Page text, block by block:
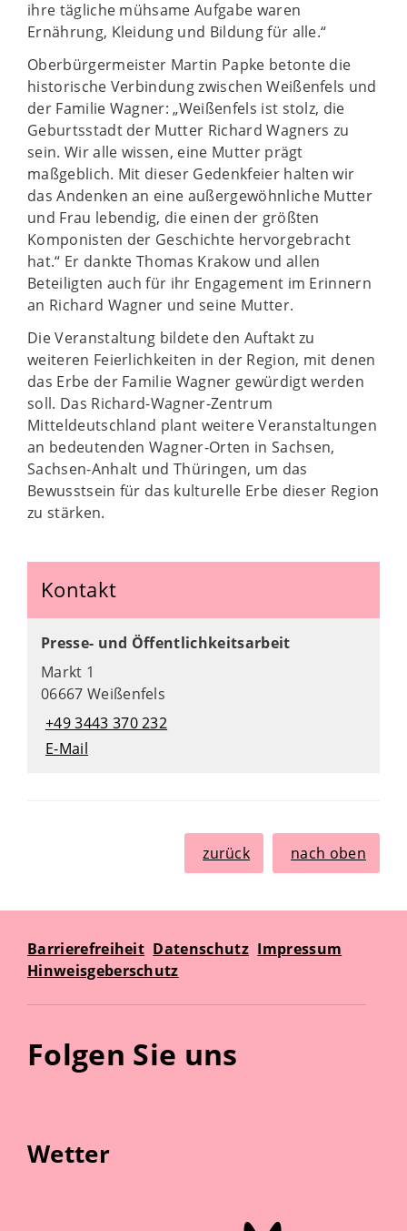
ihre tägliche mühsame Aufgabe waren
Ernährung, Kleidung und Bildung für alle.“
Oberbürgermeister Martin Papke betonte die
historische Verbindung zwischen Weißenfels und
der Familie Wagner: „Weißenfels ist stolz, die
Geburtsstadt der Mutter Richard Wagners zu
sein. Wir alle wissen, eine Mutter prägt
maßgeblich. Mit dieser Gedenkfeier halten wir
das Andenken an eine außergewöhnliche Mutter
und Frau lebendig, die einen der größten
Komponisten der Geschichte hervorgebracht
hat.“ Er dankte Thomas Krakow und allen
Beteiligten auch für ihr Engagement im Erinnern
an Richard Wagner und seine Mutter.
Die Veranstaltung bildete den Auftakt zu
weiteren Feierlichkeiten in der Region, mit denen
das Erbe der Familie Wagner gewürdigt werden
soll. Das Richard-Wagner-Zentrum
Mitteldeutschland plant weitere Veranstaltungen
an bedeutenden Wagner-Orten in Sachsen,
Sachsen-Anhalt und Thüringen, um das
Bewusstsein für das kulturelle Erbe dieser Region
zu stärken.
Kontakt
Presse- und Öffentlichkeitsarbeit
Markt 1
06667 Weißenfels
+49 3443 370 232
E-Mail
zurück nach oben
Barrierefreiheit Datenschutz Impressum
Hinweisgeberschutz
Folgen Sie uns
Wetter